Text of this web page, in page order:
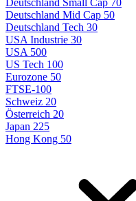
Deutschland Small Cap 70
Deutschland Mid Cap 50
Deutschland Tech 30
USA Industrie 30
USA 500
US Tech 100
Eurozone 50
FTSE-100
Schweiz 20
Österreich 20
Japan 225
Hong Kong 50